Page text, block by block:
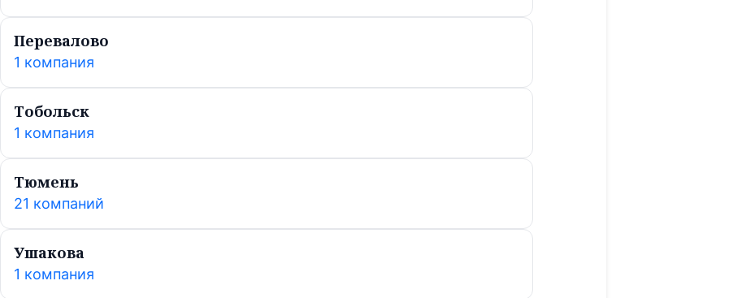
Перевалово
1 компания
Тобольск
1 компания
Тюмень
21 компаний
Ушакова
1 компания